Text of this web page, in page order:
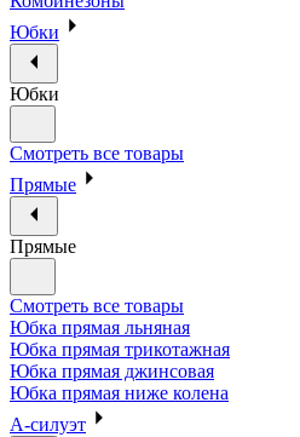
Юбки
Юбки
Смотреть все товары
Прямые
Прямые
Смотреть все товары
Юбка прямая льняная
Юбка прямая трикотажная
Юбка прямая джинсовая
Юбка прямая ниже колена
А-силуэт